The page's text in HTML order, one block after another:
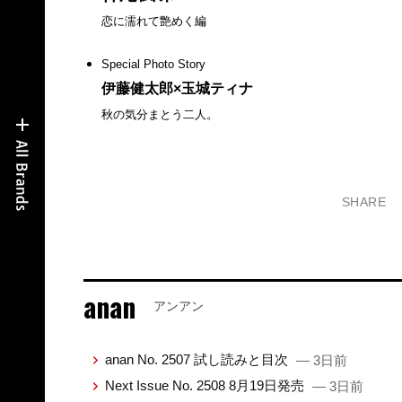
恋に濡れて艶めく編
Special Photo Story
伊藤健太郎×玉城ティナ
秋の気分まとう二人。
SHARE
anan アンアン
anan No. 2507 試し読みと目次 — 3日前
Next Issue No. 2508 8月19日発売 — 3日前